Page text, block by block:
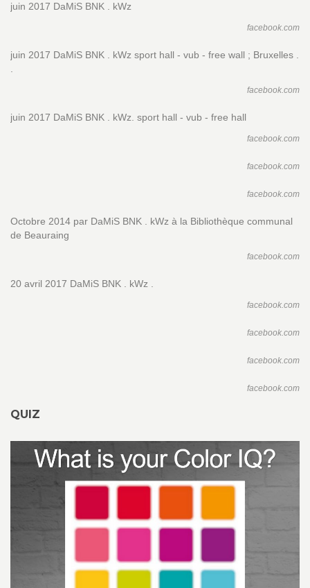
juin 2017 DaMiS BNK . kWz
facebook.com
juin 2017 DaMiS BNK . kWz sport hall - vub - free wall ; Bruxelles .
facebook.com
juin 2017 DaMiS BNK . kWz. sport hall - vub - free hall
facebook.com
facebook.com
facebook.com
Octobre 2014 par DaMiS BNK . kWz à la Bibliothèque communal
de Beauraing
facebook.com
20 avril 2017 DaMiS BNK . kWz .
facebook.com
facebook.com
facebook.com
facebook.com
QUIZ